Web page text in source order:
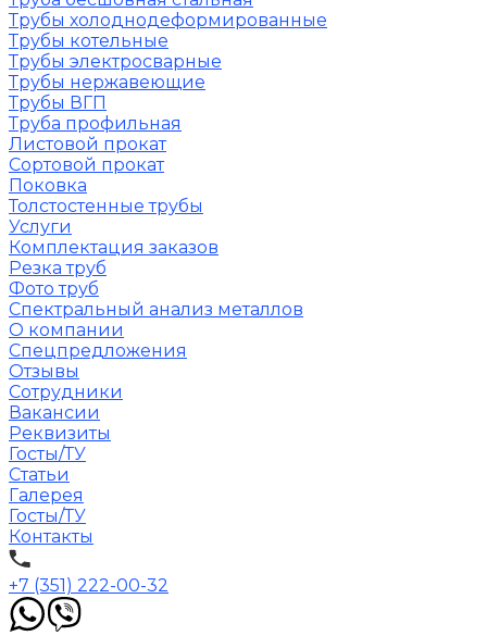
Трубы холоднодеформированные
Трубы котельные
Трубы электросварные
Трубы нержавеющие
Трубы ВГП
Труба профильная
Листовой прокат
Сортовой прокат
Поковка
Толстостенные трубы
Услуги
Комплектация заказов
Резка труб
Фото труб
Спектральный анализ металлов
О компании
Спецпредложения
Отзывы
Сотрудники
Вакансии
Реквизиты
Госты/ТУ
Статьи
Галерея
Госты/ТУ
Контакты
+7 (351) 222-00-32